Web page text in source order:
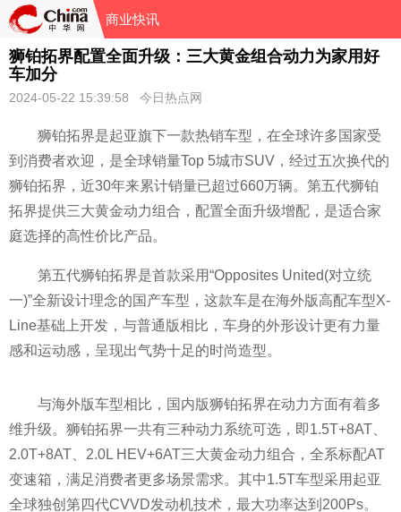
商业快讯
狮铂拓界配置全面升级：三大黄金组合动力为家用好
车加分
2024-05-22 15:39:58 今日热点网
狮铂拓界是起亚旗下一款热销车型，在全球许多国家受
到消费者欢迎，是全球销量Top 5城市SUV，经过五次换代的
狮铂拓界， 近30年来累计销量已超过660万辆。第五代狮铂
拓界提供三大黄金动力组合，配置全面升级增配，是适合家
庭选择的高性价比产品。
第五代狮铂拓界是首款采用“Opposites United(对立统
一)”全新设计理念的国产车型，这款车是在海外版高配车型X-
Line基础上开发，与普通版相比，车身的外形设计更有力量
感和运动感，呈现出气势十足的时尚造型。
与海外版车型相比，国内版狮铂拓界在动力方面有着多
维升级。狮铂拓界一共有三种动力系统可选，即1.5T+8AT、
2.0T+8AT、2.0L H EV+6AT三大黄金动力组合，全系标配AT
变速箱，满足消费者更多场景需求。其中1.5T车型采用起亚
全球独创第四代CVVD发动机技术，最大功率达到200Ps。